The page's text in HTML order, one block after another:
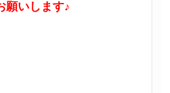
願いします♪